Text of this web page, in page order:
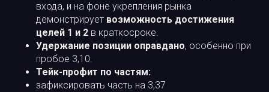
входа, и на фоне укрепления рынка
демонстрирует возможность достижения
целей 1 и 2 в краткосроке.
Удержание позиции оправдано, особенно при
пробое 3,10.
Тейк-профит по частям:
зафиксировать часть на 3,37